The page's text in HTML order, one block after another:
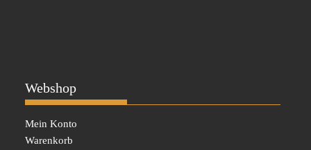
Webshop
Mein Konto
Warenkorb